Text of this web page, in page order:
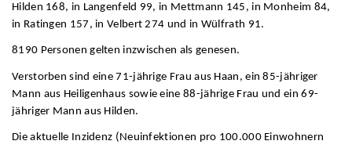
Hilden 168, in Langenfeld 99, in Mettmann 145, in Monheim 84,
in Ratingen 157, in Velbert 274 und in Wülfrath 91.
8190 Personen gelten inzwischen als genesen.
Verstorben sind eine 71-jährige Frau aus Haan, ein 85-jähriger
Mann aus Heiligenhaus sowie eine 88-jährige Frau und ein 69-
jähriger Mann aus Hilden.
Die aktuelle Inzidenz (Neuinfektionen pro 100.000 Einwohnern